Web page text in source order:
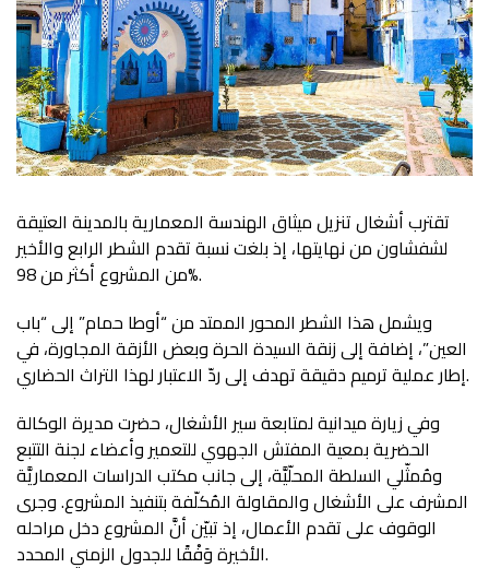
تقترب أشغال تنزيل ميثاق الهندسة المعمارية بالمدينة العتيقة
لشفشاون من نهايتها، إذ بلغت نسبة تقدم الشطر الرابع والأخير
من المشروع أكثر من 98%.
ويشمل هذا الشطر المحور الممتد من “أوطا حمام” إلى “باب
العين”، إضافة إلى زنقة السيدة الحرة وبعض الأزقة المجاورة، في
إطار عملية ترميم دقيقة تهدف إلى ردّ الاعتبار لهذا التراث الحضاري.
وفي زيارة ميدانية لمتابعة سير الأشغال، حضرت مديرة الوكالة
الحضرية بمعية المفتش الجهوي للتعمير وأعضاء لجنة التتبع
ومُمثّلي السلطة المحلّيَّة، إلى جانب مكتب الدراسات المعماريَّة
المشرف على الأشغال والمقاولة المُكلّفة بتنفيذ المشروع. وجرى
الوقوف على تقدم الأعمال، إذ تبيّن أنَّ المشروع دخل مراحله
الأخيرة وَفْقًا للجدول الزمني المحدد.